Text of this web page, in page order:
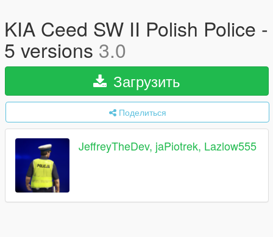
KIA Ceed SW II Polish Police -
5 versions 3.0
Загрузить
Поделиться
JeffreyTheDev, jaPiotrek, Lazlow555